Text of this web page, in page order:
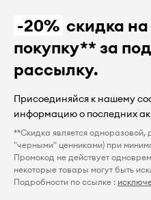
-20% скидка
покупку** за
рассылку.
Присоединяйся к нашему
информацию о последних
**Скидка является одноразовой,
"черными" ценниками) при
Промокод не действует
некоторые товары могут быть
Подробности по ссылке :